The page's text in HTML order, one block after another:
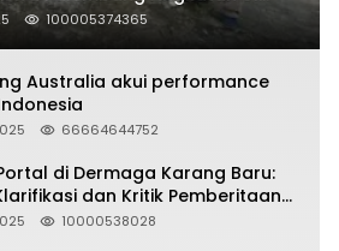
100005374365
Australia akui performance
66664644752
di Dermaga Karang Baru:
dan Kritik Pemberitaan
Akurat10000538028